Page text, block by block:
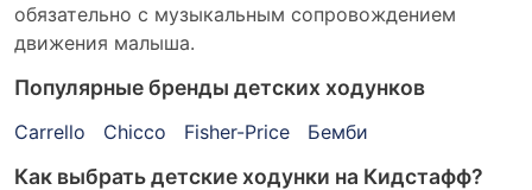
обязательно с музыкальным сопровождением
движения малыша.
Популярные бренды детских ходунков
Carrello Chicco Fisher-Price Бемби
Как выбрать детские ходунки на Кидстафф?